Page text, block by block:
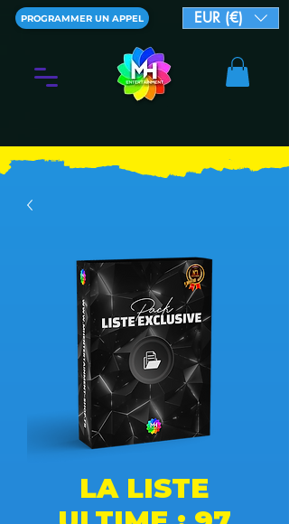
PROGRAMMER UN APPEL EUR (€)
LA LISTE